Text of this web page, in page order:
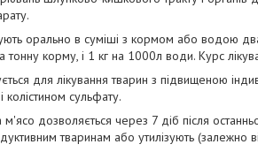
орально в суміші з кормом або водою
тонну корму, і 1 кг на 1000л води. Курс
для лікування тварин з підвищеною
сульфату.
м'ясо дозволяється через 7 діб після
тваринам або утилізують (залежно